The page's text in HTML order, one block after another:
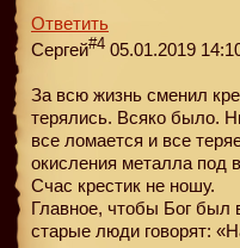
Ответить
Сергей#4 05.01.2019
За всю жизнь сменил
терялись. Всяко было.
все ломается и все
окисления металла под
Счас крестик не ношу.
Главное, чтобы Бог был
старые люди говорят: